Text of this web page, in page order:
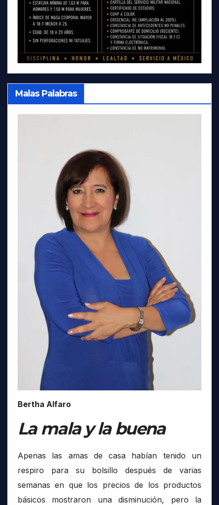
Malas Palabras
Bertha Alfaro
La mala y la buena
Apenas las amas de casa habían tenido un
respiro para su bolsillo después de varias
semanas en que los precios de los productos
básicos mostraron una disminución, pero la